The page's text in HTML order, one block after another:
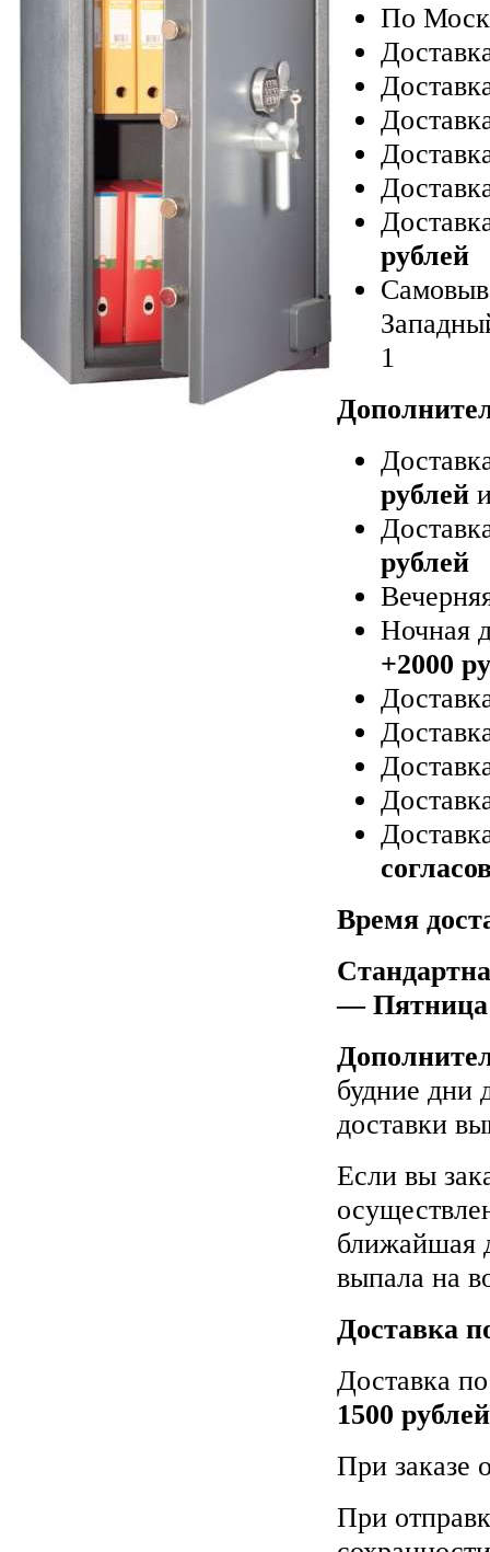
По
рублей
1
рублей
рублей
Ночная
+2000
Время
— Пятница
будние дни
доставки
Если вы
ближайшая
выпала на
Доставка
Доставка
1500 рублей
При заказе
При